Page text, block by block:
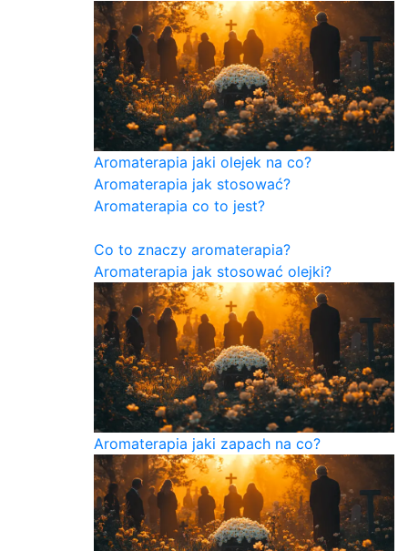
Aromaterapia jaki olejek na co?
Aromaterapia jak stosować?
Aromaterapia co to jest?
Co to znaczy aromaterapia?
Aromaterapia jak stosować olejki?
Aromaterapia jaki zapach na co?